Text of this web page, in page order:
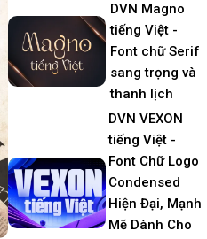
DVN Magno
tiếng Việt -
Font chữ Serif
sang trọng và
thanh lịch
DVN VEXON
tiếng Việt -
Font Chữ Logo
Condensed
Hiện Đại, Mạnh
Mẽ Dành Cho